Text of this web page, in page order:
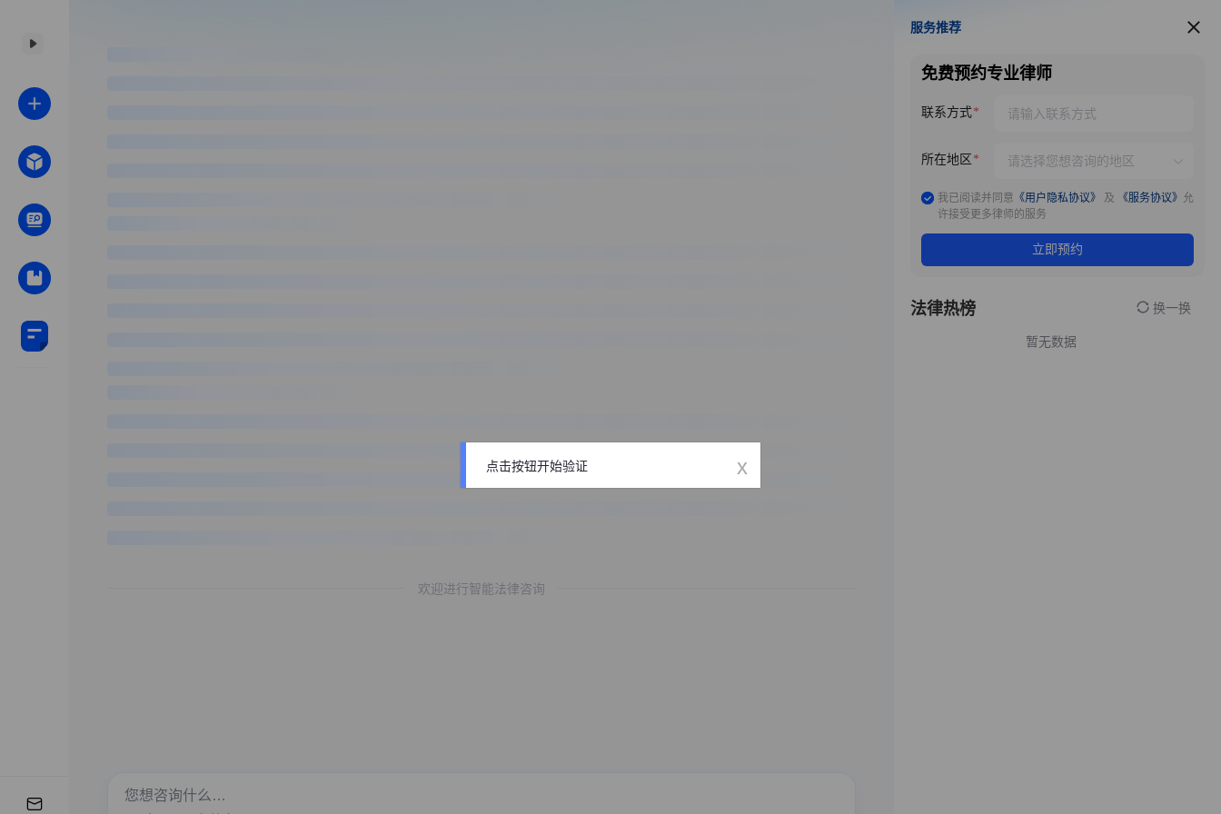
欢迎进行智能法律咨询
服务推荐
服务推荐
免费预约专业律师
联系方式
所在地区
我已阅读并同意 《用户隐私协议》 及 《服务协议》 允
许接受更多律师的服务
立即预约
法律热榜 换一换
暂无数据
点击按钮开始验证 x